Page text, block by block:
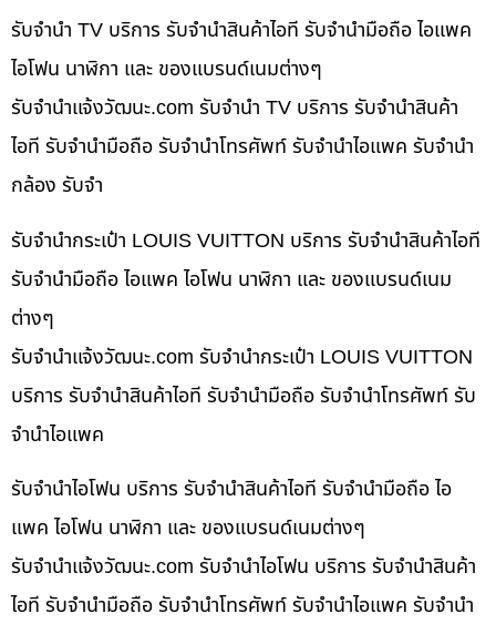
รับจำนำ TV บริการ รับจำนำสินค้าไอที รับจำนำมือถือ ไอแพค
ไอโฟน นาฬิกา และ ของแบรนด์เนมต่างๆ
รับจํานําแจ้งวัฒนะ.com รับจำนำ TV บริการ รับจำนำสินค้า
ไอที รับจำนำมือถือ รับจำนำโทรศัพท์ รับจำนำไอแพค รับจำนำ
กล้อง รับจำ
รับจำนำกระเป๋า LOUIS VUITTON บริการ รับจำนำสินค้าไอที
รับจำนำมือถือ ไอแพค ไอโฟน นาฬิกา และ ของแบรนด์เนม
ต่างๆ
รับจํานําแจ้งวัฒนะ.com รับจำนำกระเป๋า LOUIS VUITTON
บริการ รับจำนำสินค้าไอที รับจำนำมือถือ รับจำนำโทรศัพท์ รับ
จำนำไอแพค
รับจำนำไอโฟน บริการ รับจำนำสินค้าไอที รับจำนำมือถือ ไอ
แพค ไอโฟน นาฬิกา และ ของแบรนด์เนมต่างๆ
รับจํานําแจ้งวัฒนะ.com รับจำนำไอโฟน บริการ รับจำนำสินค้า
ไอที รับจำนำมือถือ รับจำนำโทรศัพท์ รับจำนำไอแพค รับจำนำ